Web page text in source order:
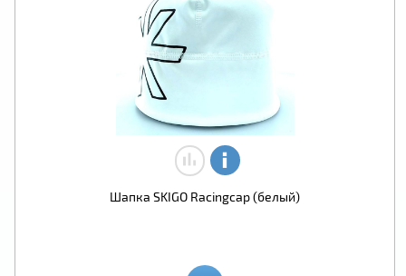
Шапка SKIGO Racingcap (белый)